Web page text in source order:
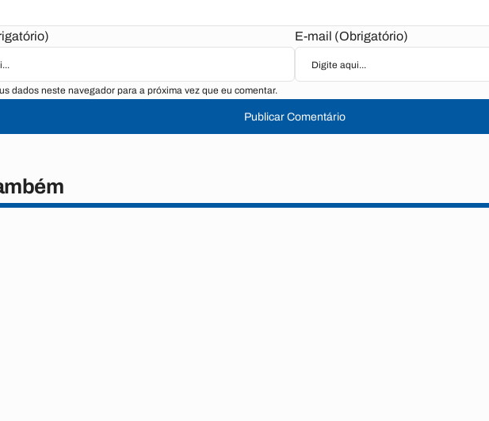
E-mail (Obrigatório)
dados neste navegador para a próxima vez que eu comentar.
Publicar Comentário